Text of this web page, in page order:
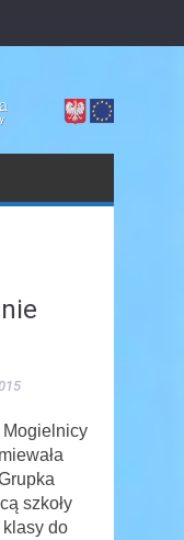
Mogielnicy
szkoły
klasy do